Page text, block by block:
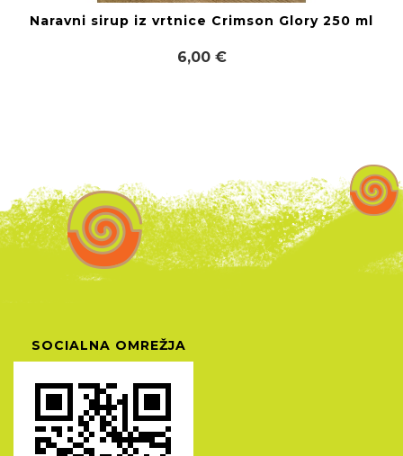
Naravni sirup iz vrtnice Crimson Glory 250 ml
6,00 €
SOCIALNA OMREŽJA